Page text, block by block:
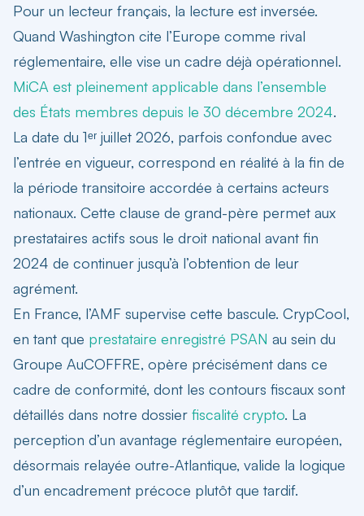
Pour un lecteur français, la lecture est inversée.
Quand Washington cite l’Europe comme rival
réglementaire, elle vise un cadre déjà opérationnel.
MiCA est pleinement applicable dans l’ensemble
des États membres depuis le 30 décembre 2024.
La date du 1ᵉʳ juillet 2026, parfois confondue avec
l’entrée en vigueur, correspond en réalité à la fin de
la période transitoire accordée à certains acteurs
nationaux. Cette clause de grand-père permet aux
prestataires actifs sous le droit national avant fin
2024 de continuer jusqu’à l’obtention de leur
agrément.
En France, l’AMF supervise cette bascule. CrypCool,
en tant que prestataire enregistré PSAN au sein du
Groupe AuCOFFRE, opère précisément dans ce
cadre de conformité, dont les contours fiscaux sont
détaillés dans notre dossier fiscalité crypto. La
perception d’un avantage réglementaire européen,
désormais relayée outre-Atlantique, valide la logique
d’un encadrement précoce plutôt que tardif.